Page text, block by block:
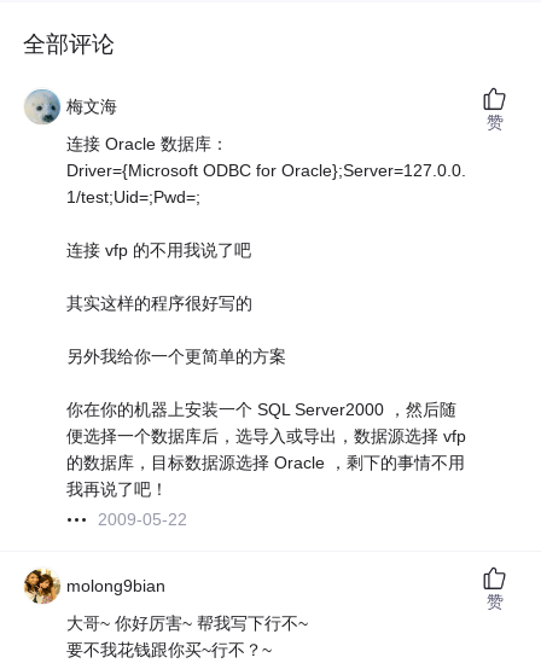
全部评论
梅文海
连接 Oracle 数据库：
Driver={Microsoft ODBC for Oracle};Server=127.0.0.
1/test;Uid=;Pwd=;
连接 vfp 的不用我说了吧
其实这样的程序很好写的
另外我给你一个更简单的方案
你在你的机器上安装一个 SQL Server2000 ，然后随
便选择一个数据库后，选导入或导出，数据源选择 vfp
的数据库，目标数据源选择 Oracle ，剩下的事情不用
我再说了吧！
2009-05-22
赞
molong9bian
大哥~ 你好厉害~ 帮我写下行不~
要不我花钱跟你买~行不？~
赞